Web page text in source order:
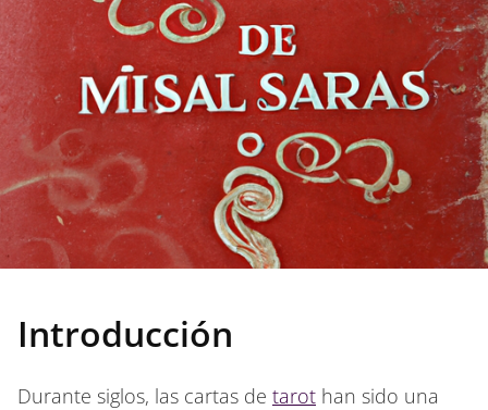
Introducción
Durante siglos, las cartas de tarot han sido una